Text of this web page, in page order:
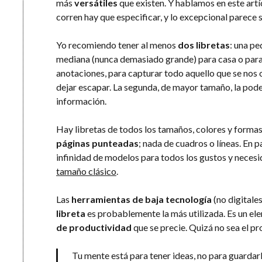
más versátiles que existen. Y hablamos en este
corren hay que especificar, y lo excepcional
Yo recomiendo tener al menos dos libretas: una
mediana (nunca demasiado grande) para casa o
anotaciones, para capturar todo aquello que se
dejar escapar. La segunda, de mayor tamaño, la
información.
Hay libretas de todos los tamaños, colores y
páginas punteadas; nada de cuadros o líneas. En
infinidad de modelos para todos los gustos y
tamaño clásico.
Las herramientas de baja tecnología (no
libreta es probablemente la más utilizada. Es un
de productividad que se precie. Quizá no sea el
Tu mente está para tener ideas, no para